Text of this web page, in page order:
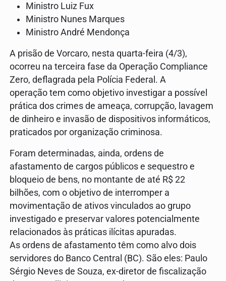
Ministro Luiz Fux
Ministro Nunes Marques
Ministro André Mendonça
A prisão de Vorcaro, nesta quarta-feira (4/3),
ocorreu na terceira fase da Operação Compliance
Zero, deflagrada pela Polícia Federal. A
operação tem como objetivo investigar a possível
prática dos crimes de ameaça, corrupção, lavagem
de dinheiro e invasão de dispositivos informáticos,
praticados por organização criminosa.
Foram determinadas, ainda, ordens de
afastamento de cargos públicos e sequestro e
bloqueio de bens, no montante de até R$ 22
bilhões, com o objetivo de interromper a
movimentação de ativos vinculados ao grupo
investigado e preservar valores potencialmente
relacionados às práticas ilícitas apuradas.
As ordens de afastamento têm como alvo dois
servidores do Banco Central (BC). São eles: Paulo
Sérgio Neves de Souza, ex-diretor de fiscalização